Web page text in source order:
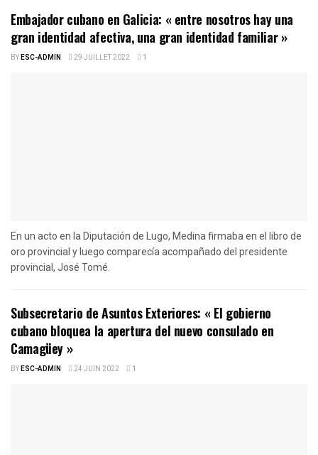
Embajador cubano en Galicia: « entre nosotros hay una
gran identidad afectiva, una gran identidad familiar »
BYESC-ADMIN 29 JUILLET 2022 1
En un acto en la Diputación de Lugo, Medina firmaba en el libro de
oro provincial y luego comparecía acompañado del presidente
provincial, José Tomé.
Subsecretario de Asuntos Exteriores: « El gobierno
cubano bloquea la apertura del nuevo consulado en
Camagüey »
BYESC-ADMIN 24 JUIN 2022 1